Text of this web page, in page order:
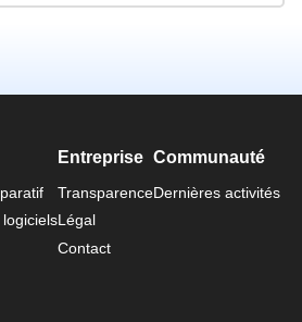
Entreprise
Transparence
Légal
Contact
Communauté
Dernières activités